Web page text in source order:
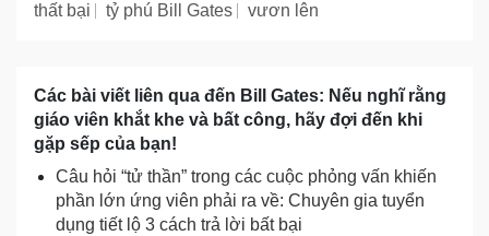
thất bại
tỷ phú Bill Gates vươn lên
Các bài viết liên qua đến Bill Gates: Nếu nghĩ rằng
giáo viên khắt khe và bất công, hãy đợi đến khi
gặp sếp của bạn!
Câu hỏi “tử thần” trong các cuộc phỏng vấn khiến
phần lớn ứng viên phải ra về: Chuyên gia tuyển
dụng tiết lộ 3 cách trả lời bất bại